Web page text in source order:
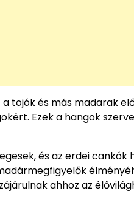
tojók és más madarak
Ezek a hangok
és az erdei cankók
ahhoz az